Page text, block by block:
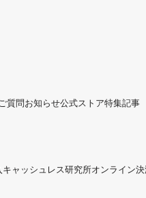
質問お知らせ公式ストア特集記事
キャッシュレス研究所オンライン決